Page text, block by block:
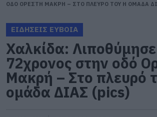
ΟΔΟ ΟΡΕΣΤΗ ΜΑΚΡΗ – ΣΤΟ ΠΛΕΥΡΟ ΤΟΥ Η ΟΜΑΔΑ
ΕΙΔΗΣΕΙΣ ΕΥΒΟΙΑ
Χαλκίδα: Λιποθύμησε
72χρονος στην οδό
Μακρή – Στο πλευρό
ομάδα ΔΙΑΣ (pics)